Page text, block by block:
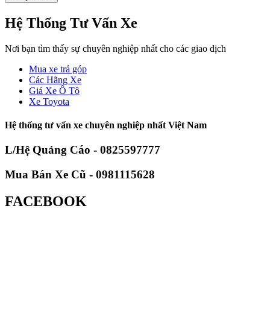
Hệ Thống Tư Vấn Xe
Nơi bạn tìm thấy sự chuyên nghiệp nhất cho các giao dịch
Mua xe trả góp
Các Hãng Xe
Giá Xe Ô Tô
Xe Toyota
Hệ thống tư vấn xe chuyên nghiệp nhất Việt Nam
L/Hệ Quảng Cáo - 0825597777
Mua Bán Xe Cũ - 0981115628
FACEBOOK